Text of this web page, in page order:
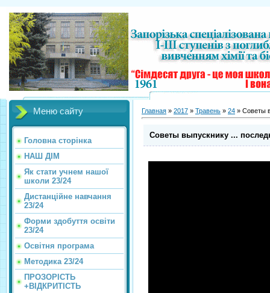
Меню сайту
Головна сторінка
НАШ ДІМ
Як стати учнем нашої
школи 23/24
Дистанційне навчання
23/24
Форми здобуття освіти
23/24
Освітня програма
Методика 23/24
ПРОЗОРІСТЬ
+ВІДКРИТІСТЬ
Главная » 2017 » Травень » 24 » Советы
Советы выпускнику ...